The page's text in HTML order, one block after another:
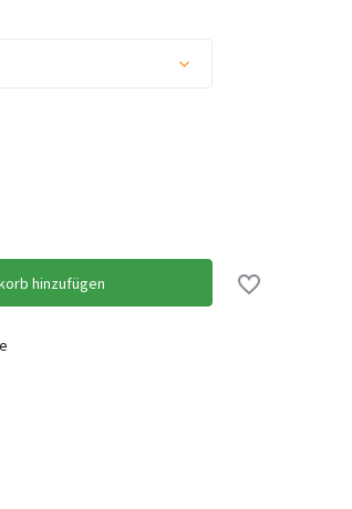
hinzufügen